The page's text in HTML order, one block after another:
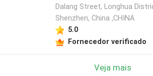
Dalang Street, Longhua
Shenzhen, China ,CHINA
5.0
Fornecedor verificado
Veja mais